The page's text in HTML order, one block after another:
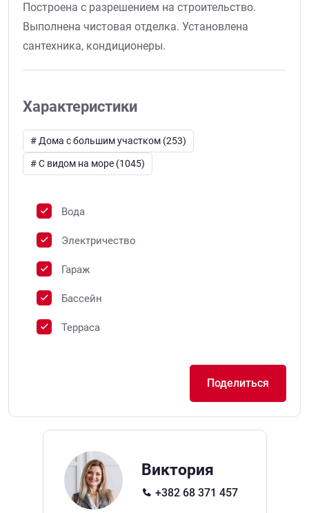
Построена с разрешением на строительство.
Выполнена чистовая отделка. Установлена
сантехника, кондиционеры.
Характеристики
# Дома с большим участком (253)
# C видом на море (1045)
Вода
Электричество
Гараж
Бассейн
Терраса
Поделиться
Виктория
+382 68 371 457